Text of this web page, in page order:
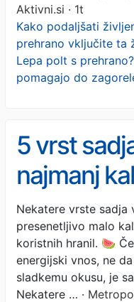
Aktivni.si · 1t
Kako podaljšati
prehrano vključite ta
Lepa polt s
pomagajo do
5 vrst
najmanj
boste lažje
Nekatere vrste sadja
presenetljivo malo
koristnih hranil. 🍉
energijski vnos, ne
sladkemu okusu, je
Nekatere … ·